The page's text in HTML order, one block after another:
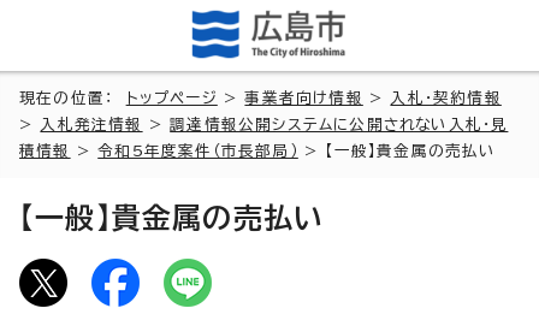
現在の位置： トップページ >事業者向け情報 >
入札・契約情報
>
入札発注情報 >調達情報公開システムに公開されない入札・見
積情報
>令和5年度案件（市長部局） > 【一般】貴金属の売払い
【一般】貴金属の売払い